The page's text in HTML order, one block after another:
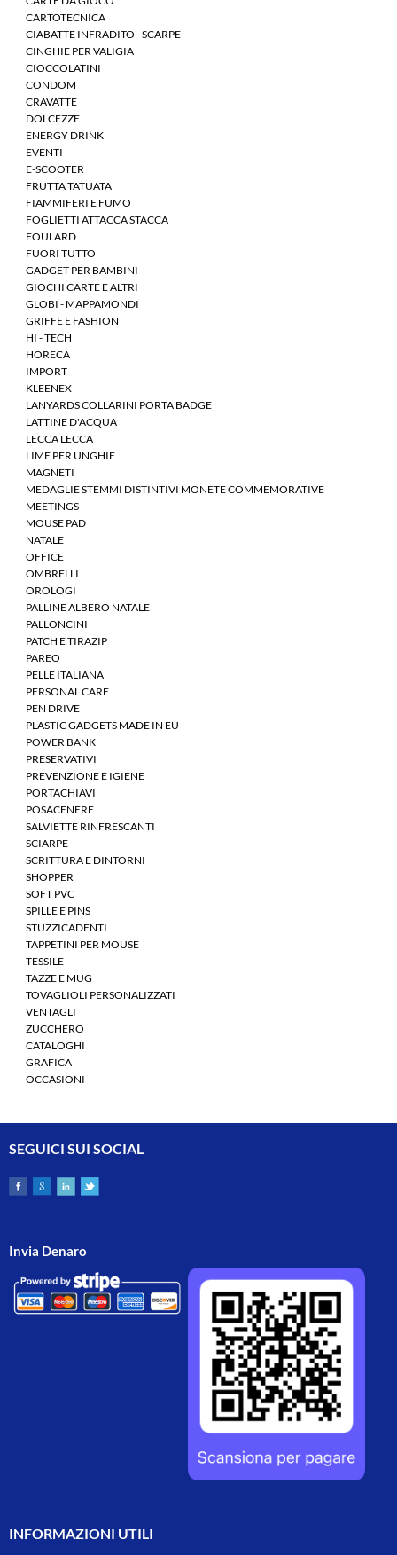
CARTOTECNICA
CIABATTE INFRADITO - SCARPE
CINGHIE PER VALIGIA
CIOCCOLATINI
CONDOM
CRAVATTE
DOLCEZZE
ENERGY DRINK
EVENTI
E-SCOOTER
FRUTTA TATUATA
FIAMMIFERI E FUMO
FOGLIETTI ATTACCA STACCA
FOULARD
FUORI TUTTO
GADGET PER BAMBINI
GIOCHI CARTE E ALTRI
GLOBI - MAPPAMONDI
GRIFFE E FASHION
HI - TECH
HORECA
IMPORT
KLEENEX
LANYARDS COLLARINI PORTA BADGE
LATTINE D'ACQUA
LECCA LECCA
LIME PER UNGHIE
MAGNETI
MEDAGLIE STEMMI DISTINTIVI MONETE COMMEMORATIVE
MEETINGS
MOUSE PAD
NATALE
OFFICE
OMBRELLI
OROLOGI
PALLINE ALBERO NATALE
PALLONCINI
PATCH E TIRAZIP
PAREO
PELLE ITALIANA
PERSONAL CARE
PEN DRIVE
PLASTIC GADGETS MADE IN EU
POWER BANK
PRESERVATIVI
PREVENZIONE E IGIENE
PORTACHIAVI
POSACENERE
SALVIETTE RINFRESCANTI
SCIARPE
SCRITTURA E DINTORNI
SHOPPER
SOFT PVC
SPILLE E PINS
STUZZICADENTI
TAPPETINI PER MOUSE
TESSILE
TAZZE E MUG
TOVAGLIOLI PERSONALIZZATI
VENTAGLI
ZUCCHERO
CATALOGHI
GRAFICA
OCCASIONI
SEGUICI SUI SOCIAL
Invia Denaro
INFORMAZIONI UTILI